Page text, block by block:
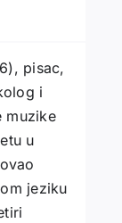
pisac,
i
muzike
u
jeziku